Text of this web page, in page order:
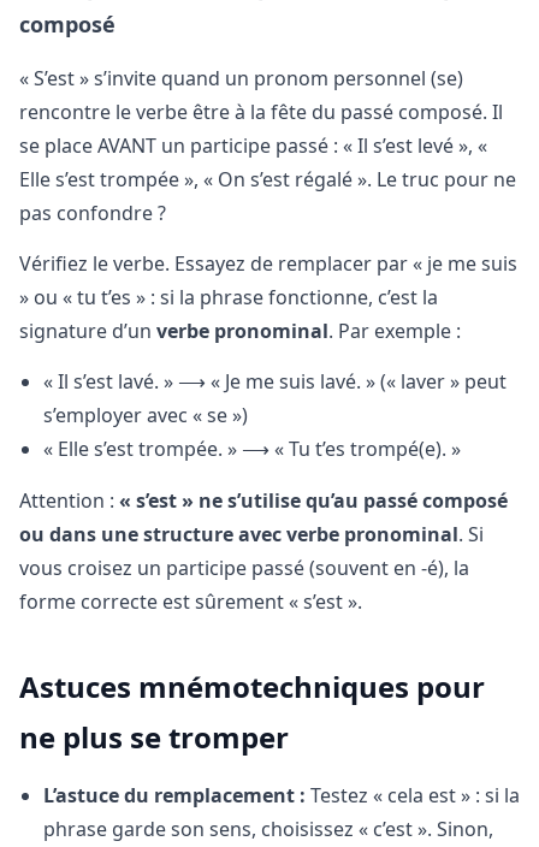
composé
« S’est » s’invite quand un pronom personnel (se)
rencontre le verbe être à la fête du passé composé. Il
se place AVANT un participe passé : « Il s’est levé », «
Elle s’est trompée », « On s’est régalé ». Le truc pour ne
pas confondre ?
Vérifiez le verbe. Essayez de remplacer par « je me suis
» ou « tu t’es » : si la phrase fonctionne, c’est la
signature d’un verbe pronominal. Par exemple :
« Il s’est lavé. » ⟶ « Je me suis lavé. » (« laver » peut
s’employer avec « se »)
« Elle s’est trompée. » ⟶ « Tu t’es trompé(e). »
Attention : « s’est » ne s’utilise qu’au passé composé
ou dans une structure avec verbe pronominal. Si
vous croisez un participe passé (souvent en -é), la
forme correcte est sûrement « s’est ».
Astuces mnémotechniques pour
ne plus se tromper
L’astuce du remplacement : Testez « cela est » : si la
phrase garde son sens, choisissez « c’est ». Sinon,